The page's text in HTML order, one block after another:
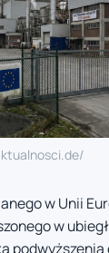
w Unii
w
podwyższenia